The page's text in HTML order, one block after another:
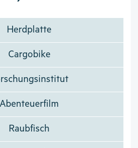
Herdplatte
Cargobike
Abenteuerfilm
Raubfisch